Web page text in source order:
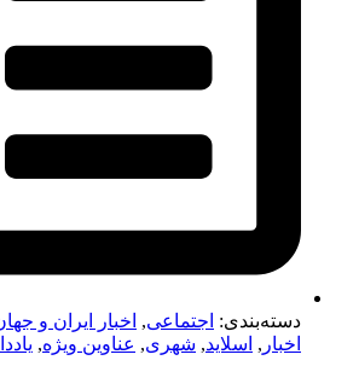
دسته‌بندی: اجتماعی,اخبار ایران و جهان ,
اسلاید ,شهری,عناوین ویژه, یادداشت